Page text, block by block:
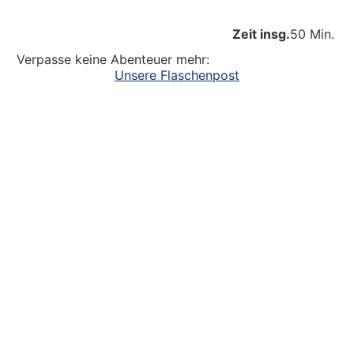
Zeit insg.50 Min.
Verpasse keine Abenteuer mehr:
Unsere Flaschenpost